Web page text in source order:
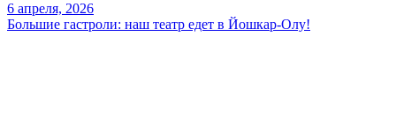
6 апреля, 2026
Большие гастроли: наш театр едет в Йошкар-Олу!